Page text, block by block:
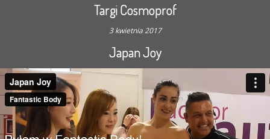
Targi Cosmoprof
3 kwietnia 2017
Japan Joy